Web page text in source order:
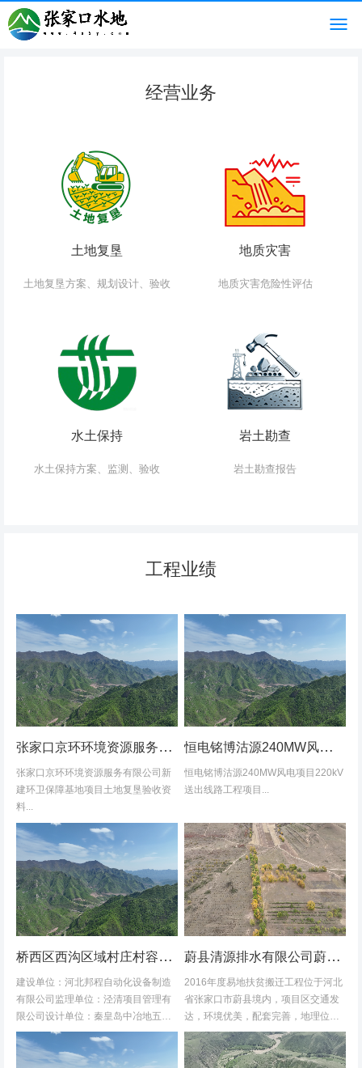
经营业务
土地复垦
土地复垦方案、规划设计、验收
地质灾害
地质灾害危险性评估
水土保持
水土保持方案、监测、验收
岩土勘查
岩土勘查报告
工程业绩
张家口京环环境资源服务有限公司新建环卫保障基地项目土地复垦验收资料
张家口京环环境资源服务有限公司新
建环卫保障基地项目土地复垦验收资
料...
恒电铭博沽源240MW风电项目220kV送出线路工程项目土地复垦验收资料
恒电铭博沽源240MW风电项目220kV
送出线路工程项目...
桥西区西沟区域村庄村容村貌改造提升及基础设施建设项目堆料场土地复垦验收资料
建设单位：河北邦程自动化设备制造
有限公司监理单位：泾清项目管理有
限公司设计单位：秦皇岛中冶地五一
五勘测有限公司施工单位：河北康安
劳务派遣有限公司桥西区西沟区域村
蔚县清源排水有限公司蔚县2016年度易地扶贫搬迁工程水土保持方案
2016年度易地扶贫搬迁工程位于河北
省张家口市蔚县境内，项目区交通发
达，环境优美，配套完善，地理位置
优越。项目地理位置图见附图1-1。项
目共建12个易地搬迁安置区，分别位